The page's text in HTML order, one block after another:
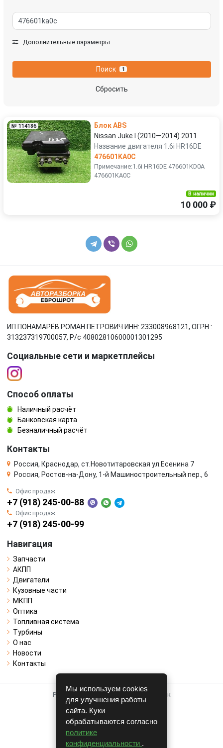
Opel Peugeot
Skoda SsangYong
Volvo
Дополнительные параметры
Поиск 1
Сбросить
№ 114186
Блок ABS
Nissan Juke I (2010—2014) 2011
Название двигателя 1.6i HR16DE
476601KA0C
Примечание:1.6i HR16DE 476601KD0A
476601KA0C
В наличии
10 000 ₽
ИП ПОНАМАРЁВ РОМАН ПЕТРОВИЧ ИНН: 233008968121, ОГРН :
313237319700057, Р/c 40802810600001301295
Социальные сети и маркетплейсы
Способ оплаты
Наличный расчёт
Банковская карта
Безналичный расчёт
Контакты
Россия, Краснодар, ст.Новотитаровская ул.Есенина 7
Россия, Ростов-на-Дону, 1-й Машиностроительный пер., 6
Офис продаж
+7 (918) 245-00-88
Офис продаж
+7 (918) 245-00-99
Навигация
Запчасти
АКПП
Двигатели
Кузовные части
МКПП
Оптика
Топливная система
Турбины
О нас
Новости
Контакты
Работает на системе для авторазборок
CARRO.БИЗНЕС
Полная версия
© COPYRIGHT 2026 г.
v1.1.24
Мы используем cookies
для улучшения работы
сайта. Куки
обрабатываются согласно
политике
конфиденциальности .